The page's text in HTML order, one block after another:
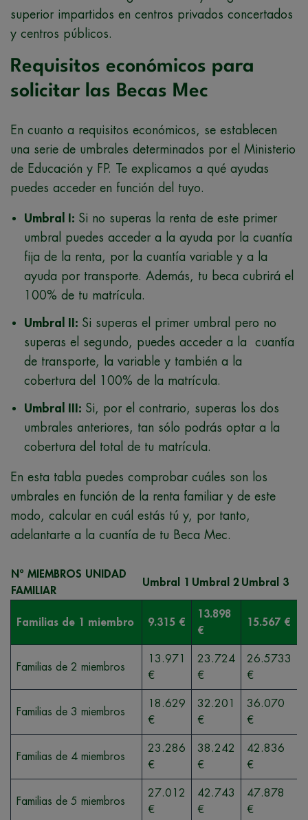
superior impartidos en centros privados concertados
y centros públicos.
Requisitos económicos para
solicitar las Becas Mec
En cuanto a requisitos económicos, se establecen
una serie de umbrales determinados por el Ministerio
de Educación y FP. Te explicamos a qué ayudas
puedes acceder en función del tuyo.
Umbral I: Si no superas la renta de este primer
umbral puedes acceder a la ayuda por la cuantía
fija de la renta, por la cuantía variable y a la
ayuda por transporte. Además, tu beca cubrirá el
100% de tu matrícula.
Umbral II: Si superas el primer umbral pero no
superas el segundo, puedes acceder a la cuantía
de transporte, la variable y también a la
cobertura del 100% de la matrícula.
Umbral III: Si, por el contrario, superas los dos
umbrales anteriores, tan sólo podrás optar a la
cobertura del total de tu matrícula.
En esta tabla puedes comprobar cuáles son los
umbrales en función de la renta familiar y de este
modo, calcular en cuál estás tú y, por tanto,
adelantarte a la cuantía de tu Beca Mec.
Nº MIEMBROS UNIDAD
FAMILIAR
Umbral 1 Umbral 2 Umbral 3
Familias de 1 miembro 9.315 €
13.898
€
15.567 €
Familias de 2 miembros
13.971
€
23.724
€
26.5733
€
Familias de 3 miembros
18.629
€
32.201
€
36.070
€
Familias de 4 miembros
23.286
€
38.242
€
42.836
€
Familias de 5 miembros
27.012
€
42.743
€
47.878
€